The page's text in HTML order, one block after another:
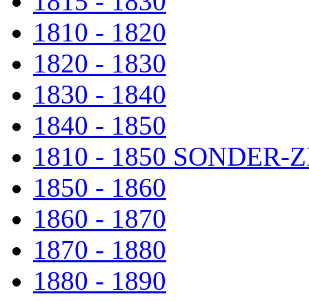
1810 - 1820
1820 - 1830
1830 - 1840
1840 - 1850
1810 - 1850 SONDER-
1850 - 1860
1860 - 1870
1870 - 1880
1880 - 1890